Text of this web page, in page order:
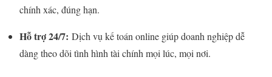
chính xác, đúng hạn.
Hỗ trợ 24/7: Dịch vụ kế toán online giúp doanh nghiệp dễ
dàng theo dõi tình hình tài chính mọi lúc, mọi nơi.